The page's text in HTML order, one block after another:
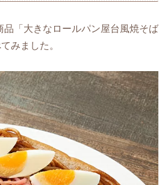
品「大きなロールパン屋台風焼そば
みました。